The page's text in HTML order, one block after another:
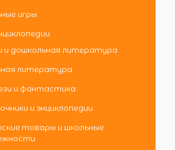
игры
и дошкольная литература
литература
и фантастика
и энциклопедии
товары и школьные